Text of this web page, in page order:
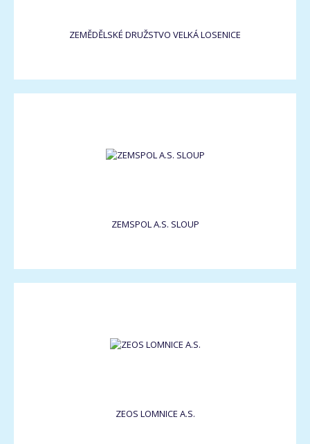
ZEMĚDĚLSKÉ DRUŽSTVO VELKÁ LOSENICE
ZEMSPOL A.S. SLOUP
ZEOS LOMNICE A.S.